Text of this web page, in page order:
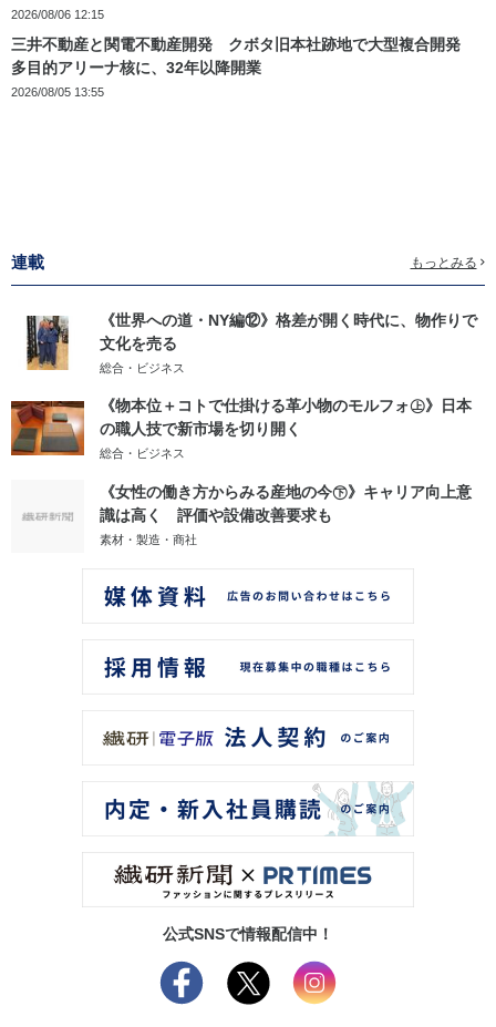
2026/08/06 12:15
三井不動産と関電不動産開発 クボタ旧本社跡地で大型複合開発
多目的アリーナ核に、32年以降開業
2026/08/05 13:55
連載 もっとみる
《世界への道・NY編⑫》格差が開く時代に、物作りで
文化を売る
総合・ビジネス
《物本位＋コトで仕掛ける革小物のモルフォ㊤》日本
の職人技で新市場を切り開く
総合・ビジネス
《女性の働き方からみる産地の今㊦》キャリア向上意
識は高く 評価や設備改善要求も
素材・製造・商社
公式SNSで情報配信中！